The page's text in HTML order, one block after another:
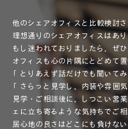
他のシェアオフィスと比較検討
理想通りのシェアオフィスはあり
もし迷われておりましたら、ぜ
オフィスも心の片隅にとどめて置
「とりあえず話だけでも聞いて
「さらっと見学し、内装や雰囲
見学・ご相談後に、しつこい営
ェに立ち寄るような気持ちでご相
居心地の良さはどこにも負けない